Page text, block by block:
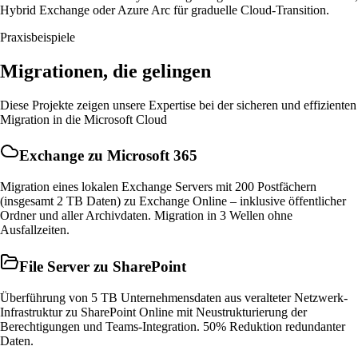
Hybrid Exchange oder Azure Arc für graduelle Cloud-Transition.
Praxisbeispiele
Migrationen, die gelingen
Diese Projekte zeigen unsere Expertise bei der sicheren und effizienten
Migration in die Microsoft Cloud
Exchange zu Microsoft 365
Migration eines lokalen Exchange Servers mit 200 Postfächern
(insgesamt 2 TB Daten) zu Exchange Online – inklusive öffentlicher
Ordner und aller Archivdaten. Migration in 3 Wellen ohne
Ausfallzeiten.
File Server zu SharePoint
Überführung von 5 TB Unternehmensdaten aus veralteter Netzwerk-
Infrastruktur zu SharePoint Online mit Neustrukturierung der
Berechtigungen und Teams-Integration. 50% Reduktion redundanter
Daten.